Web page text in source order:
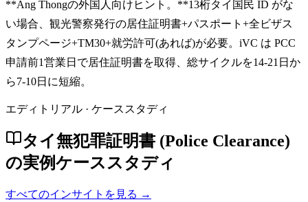
**Ang Thongの外国人向けヒント。**13桁タイ国民 ID がな
い場合、観光警察発行の居住証明書+パスポート+全ビザス
タンプページ+TM30+就労許可(あれば)が必要。iVC は PCC
申請前1営業日で居住証明書を取得、総サイクルを14-21日か
ら7-10日に短縮。
エディトリアル · ケーススタディ
タイ無犯罪証明書 (Police Clearance)
の実例ケーススタディ
すべてのインサイトを見る →